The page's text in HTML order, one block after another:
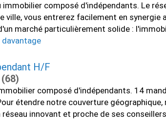
composé d'indépendants. Le
ville, vous entrerez facilement en
marché particulièrement solide :
davantage
H/F
composé d'indépendants. 14
étendre notre couverture
réseau innovant et proche de ses